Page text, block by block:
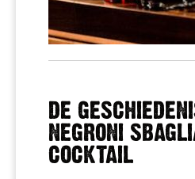
wit
wit
Halfzoet
wit
Soepel
rood
DE
NEGRONI
COCKTAIL